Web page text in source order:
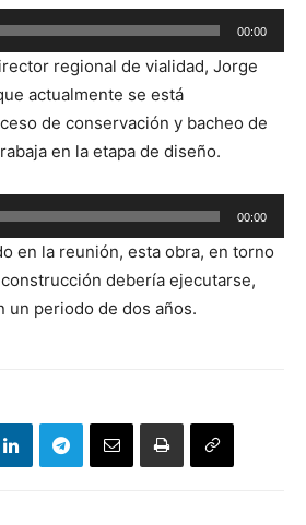
00:00
regional de vialidad, Jorge
actualmente se está
de conservación y bacheo de
en la etapa de diseño.
00:00
en la reunión, esta obra, en torno
debería ejecutarse,
un periodo de dos años.